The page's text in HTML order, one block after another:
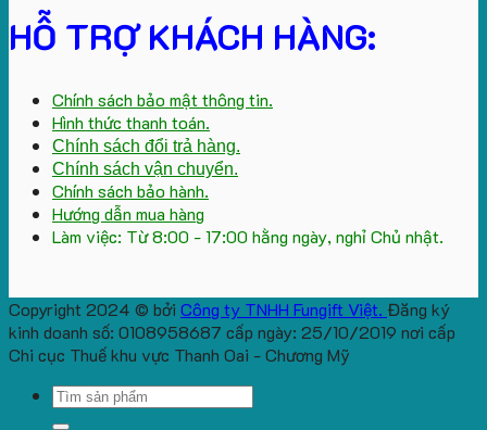
HỖ TRỢ KHÁCH HÀNG:
Chính sách bảo mật thông tin.
Hình thức thanh toán.
Chính sách đổi trả hàng.
Chính sách vận chuyển.
Chính sách bảo hành.
Hướng dẫn mua hàng
Làm việc: Từ 8:00 - 17:00 hằng ngày, nghỉ Chủ nhật.
Copyright 2024 © bởi Công ty TNHH Fungift Việt. Đăng ký
kinh doanh số: 0108958687 cấp ngày: 25/10/2019 nơi cấp
Chi cục Thuế khu vực Thanh Oai - Chương Mỹ
Search